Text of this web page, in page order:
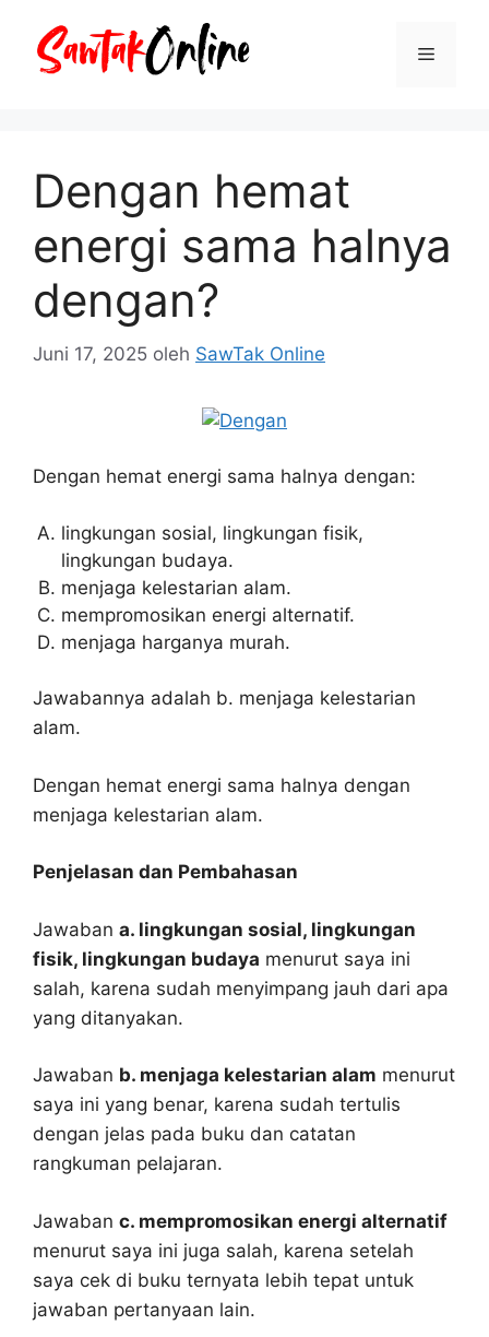
Menu
Dengan hemat
energi sama halnya
dengan?
Juni 17, 2025 oleh SawTak Online
Dengan hemat energi sama halnya dengan:
lingkungan sosial, lingkungan fisik,
lingkungan budaya.
menjaga kelestarian alam.
mempromosikan energi alternatif.
menjaga harganya murah.
Jawabannya adalah b. menjaga kelestarian
alam.
Dengan hemat energi sama halnya dengan
menjaga kelestarian alam.
Penjelasan dan Pembahasan
Jawaban a. lingkungan sosial, lingkungan
fisik, lingkungan budaya menurut saya ini
salah, karena sudah menyimpang jauh dari apa
yang ditanyakan.
Jawaban b. menjaga kelestarian alam menurut
saya ini yang benar, karena sudah tertulis
dengan jelas pada buku dan catatan
rangkuman pelajaran.
Jawaban c. mempromosikan energi alternatif
menurut saya ini juga salah, karena setelah
saya cek di buku ternyata lebih tepat untuk
jawaban pertanyaan lain.